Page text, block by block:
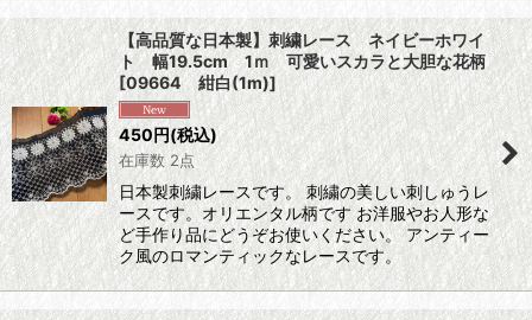
【高品質な日本製】刺繍レース ネイビーホワイ
ト 幅19.5cm 1ｍ 可愛いスカラと大胆な花柄
[09664 紺白(1m)]
450円(税込)
在庫数 2点
日本製刺繍レースです。 刺繍の美しい刺しゅうレ
ースです。オリエンタル柄です お洋服やお人形な
ど手作り品にどうぞお使いください。 アンティー
ク風のロマンティックなレースです。